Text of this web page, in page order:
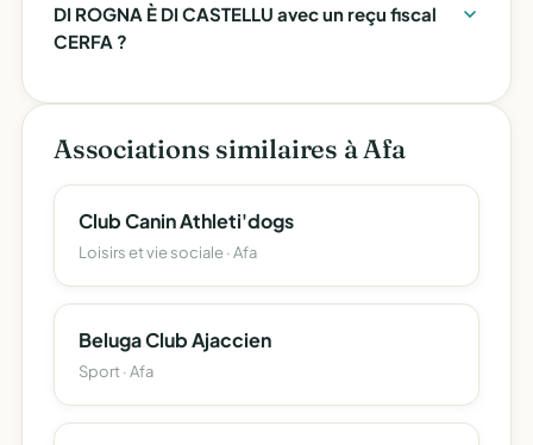
DI ROGNA È DI CASTELLU avec un reçu fiscal
CERFA ?
Associations similaires à Afa
Club Canin Athleti'dogs
Loisirs et vie sociale · Afa
Beluga Club Ajaccien
Sport · Afa